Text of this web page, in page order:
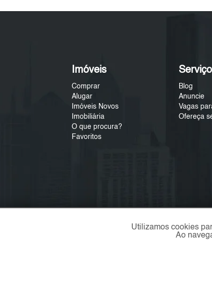
Imóveis
Comprar
Alugar
Imóveis Novos
Imobiliária
O que procura?
Favoritos
Blog
Anuncie
Vagas
Ofereça
Utilizamos cookies
Ao